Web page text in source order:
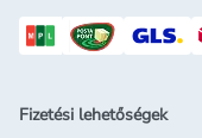
Fizetési lehetőségek